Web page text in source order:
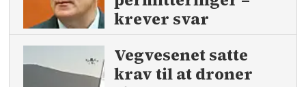
krever svar
Vegvesenet satte
krav til at droner